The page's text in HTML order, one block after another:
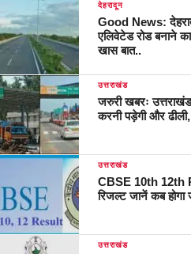
देहरादून
Good News:
एलिवेटेड रोड बनाने
खास बात..
उत्तराखंड
जरुरी खबरः
करनी पड़ेगी और
उत्तराखंड
CBSE 10th 12th
रिजल्ट जानें कब
उत्तराखंड